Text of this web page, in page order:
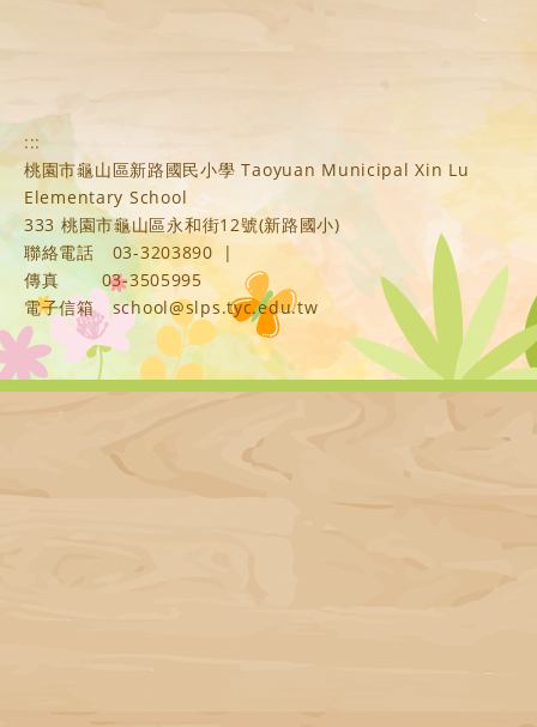
:::
桃園市龜山區新路國民小學 Taoyuan Municipal Xin Lu
Elementary School
333 桃園市龜山區永和街12號(新路國小)
聯絡電話
03-3203890
|
傳真
03-3505995
電子信箱
school@slps.tyc.edu.tw